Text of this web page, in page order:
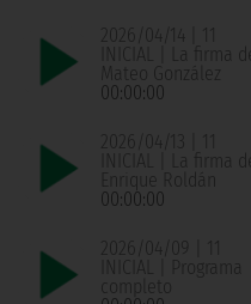
2026/04/14 | 11
INICIAL | La firma de
Mateo González
00:00:00
2026/04/13 | 11
INICIAL | La firma de
Enrique Roldán
00:00:00
2026/04/09 | 11
INICIAL | Programa
completo